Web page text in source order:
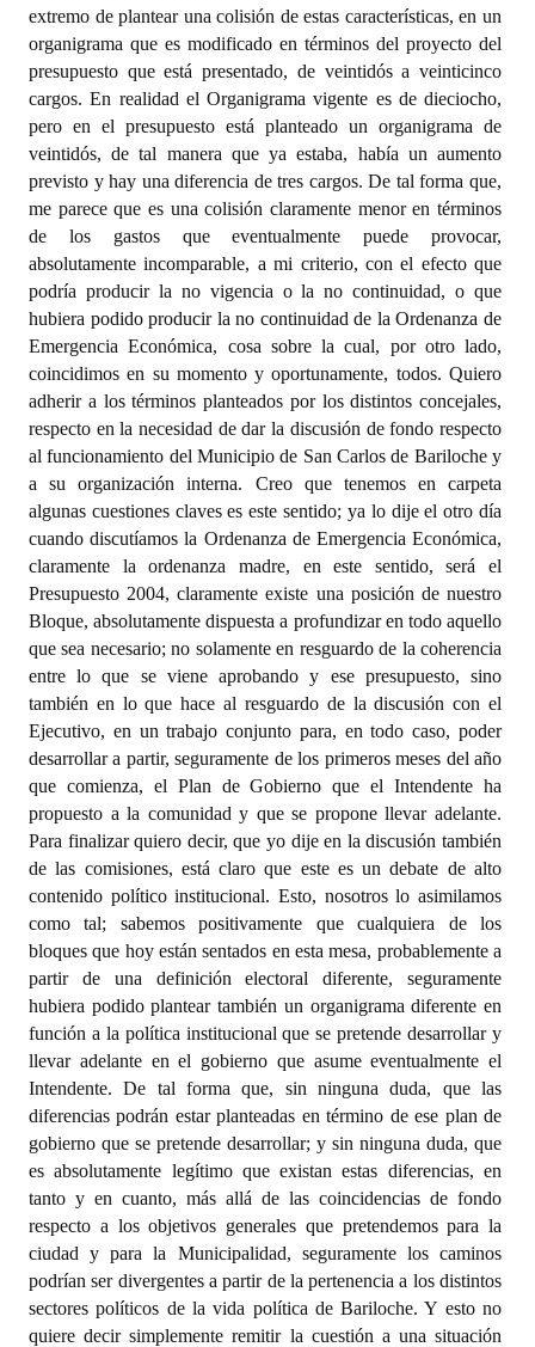
extremo de plantear una colisión de estas características, en un
organigrama que es modificado en términos del proyecto del
presupuesto que está presentado, de veintidós a veinticinco
cargos. En realidad el Organigrama vigente es de dieciocho,
pero en el presupuesto está planteado un organigrama de
veintidós, de tal manera que ya estaba, había un aumento
previsto y hay una diferencia de tres cargos. De tal forma que,
me parece que es una colisión claramente menor en términos
de los gastos que eventualmente puede provocar,
absolutamente incomparable, a mi criterio, con el efecto que
podría producir la no vigencia o la no continuidad, o que
hubiera podido producir la no continuidad de la Ordenanza de
Emergencia Económica, cosa sobre la cual, por otro lado,
coincidimos en su momento y oportunamente, todos. Quiero
adherir a los términos planteados por los distintos concejales,
respecto en la necesidad de dar la discusión de fondo respecto
al funcionamiento del Municipio de San Carlos de Bariloche y
a su organización interna. Creo que tenemos en carpeta
algunas cuestiones claves es este sentido; ya lo dije el otro día
cuando discutíamos la Ordenanza de Emergencia Económica,
claramente la ordenanza madre, en este sentido, será el
Presupuesto 2004, claramente existe una posición de nuestro
Bloque, absolutamente dispuesta a profundizar en todo aquello
que sea necesario; no solamente en resguardo de la coherencia
entre lo que se viene aprobando y ese presupuesto, sino
también en lo que hace al resguardo de la discusión con el
Ejecutivo, en un trabajo conjunto para, en todo caso, poder
desarrollar a partir, seguramente de los primeros meses del año
que comienza, el Plan de Gobierno que el Intendente ha
propuesto a la comunidad y que se propone llevar adelante.
Para finalizar quiero decir, que yo dije en la discusión también
de las comisiones, está claro que este es un debate de alto
contenido político institucional. Esto, nosotros lo asimilamos
como tal; sabemos positivamente que cualquiera de los
bloques que hoy están sentados en esta mesa, probablemente a
partir de una definición electoral diferente, seguramente
hubiera podido plantear también un organigrama diferente en
función a la política institucional que se pretende desarrollar y
llevar adelante en el gobierno que asume eventualmente el
Intendente. De tal forma que, sin ninguna duda, que las
diferencias podrán estar planteadas en término de ese plan de
gobierno que se pretende desarrollar; y sin ninguna duda, que
es absolutamente legítimo que existan estas diferencias, en
tanto y en cuanto, más allá de las coincidencias de fondo
respecto a los objetivos generales que pretendemos para la
ciudad y para la Municipalidad, seguramente los caminos
podrían ser divergentes a partir de la pertenencia a los distintos
sectores políticos de la vida política de Bariloche. Y esto no
quiere decir simplemente remitir la cuestión a una situación